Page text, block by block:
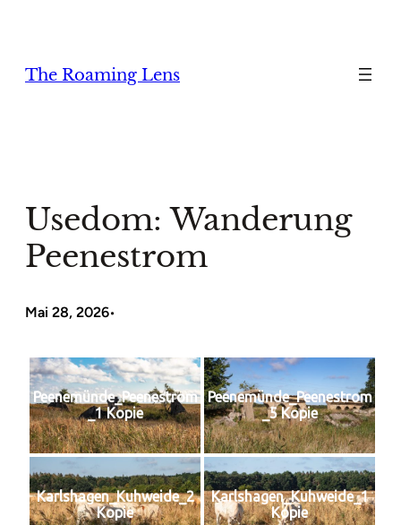
The Roaming Lens
Usedom: Wanderung
Peenestrom
Mai 28, 2026•
Peenemünde_Peenestrom
_1 Kopie
Peenemünde_Peenestrom
_5 Kopie
Karlshagen_Kuhweide_2
Kopie
Karlshagen_Kuhweide_1
Kopie